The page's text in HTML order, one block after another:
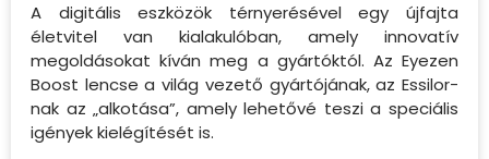
A digitális eszközök térnyerésével egy újfajta
életvitel van kialakulóban, amely innovatív
megoldásokat kíván meg a gyártóktól. Az Eyezen
Boost lencse a világ vezető gyártójának, az Essilor-
nak az „alkotása”, amely lehetővé teszi a speciális
igények kielégítését is.